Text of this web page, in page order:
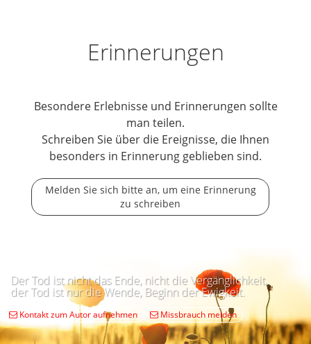
Erinnerungen
Besondere Erlebnisse und Erinnerungen sollte
man teilen.
Schreiben Sie über die Ereignisse, die Ihnen
besonders in Erinnerung geblieben sind.
Melden Sie sich bitte an, um eine Erinnerung
zu schreiben
Der Tod ist nicht das Ende, nicht die Vergänglichkeit,
der Tod ist nur die Wende, Beginn der Ewigkeit.
Kontakt zum Autor aufnehmen Missbrauch melden